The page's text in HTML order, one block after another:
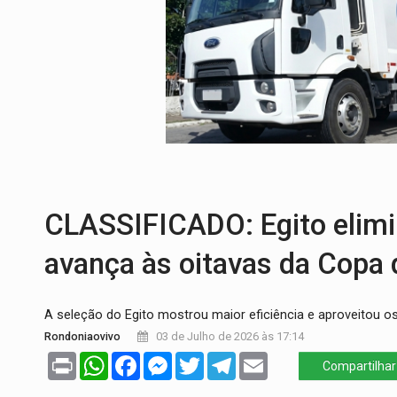
BOLSAS DE PESQUISA: Iniciativa
MATERIAL:Brasil tem grandes reservas
VÍDEO: Serpente capturada na fábrica
HOMENAGEM: Cientistas cassados
CLASSIFICADO: Egito
avança às oitavas da Copa
A seleção do Egito mostrou maior eficiência e aproveitou
Rondoniaovivo 03 de Julho de 2026 às 17:14
Print WhatsAppFacebookMessenger
TwitterTelegram